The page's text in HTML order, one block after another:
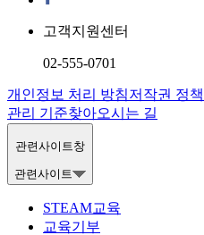
고객지원센터
02-555-0701
개인정보 처리 방침저작권 정책
관리 기준찾아오시는 길
관련사이트창
관련사이트
STEAM교육
교육기부